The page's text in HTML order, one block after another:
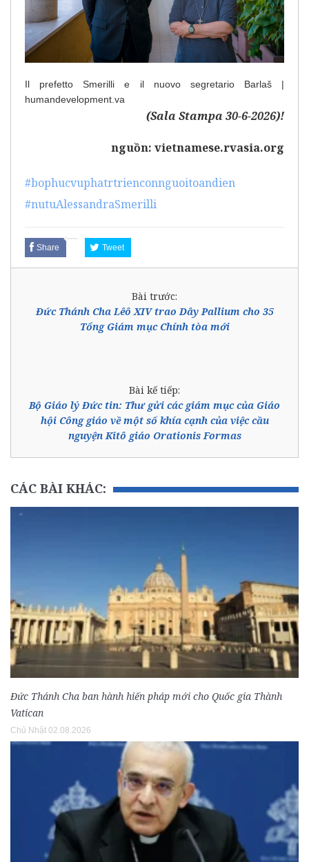
Il prefetto Smerilli e il nuovo segretario Barlaš |
humandevelopment.va
(Sala Stampa 30-6-2026)!
nguồn: vietnamese.rvasia.org
#bophucvuphatrtrienconnguoitoandien
#nutuAlessandraSmerilli
Share Tweet
Bài trước:
Đức Thánh Cha Lêô XIV trao Dây Pallium cho 35
Tổng Giám mục Chính tòa mới
Bài kế tiếp:
Bộ Giáo lý Đức tin: Thư gửi các giám mục của Giáo
hội Công giáo về một số khía cạnh của việc cầu
nguyện Kitô giáo Orationis Formas
CÁC BÀI KHÁC:
Đức Thánh Cha ban hành hiến pháp mới cho Quốc gia Thành
Vatican
Chủ Nhật 02.08.2026